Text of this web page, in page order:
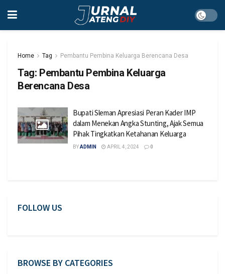
Home Tag Pembantu Pembina Keluarga Berencana Desa
Tag: Pembantu Pembina Keluarga
Berencana Desa
Bupati Sleman Apresiasi Peran Kader IMP
dalam Menekan Angka Stunting, Ajak Semua
Pihak Tingkatkan Ketahanan Keluarga
BYADMIN APRIL 4, 2024 0
FOLLOW US
BROWSE BY CATEGORIES